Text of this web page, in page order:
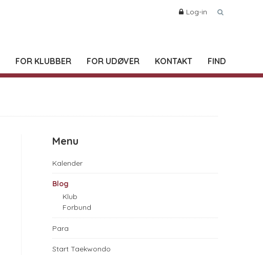
Log-in
FOR KLUBBER FOR UDØVER KONTAKT FIND
Menu
Kalender
Blog
Klub
Forbund
Para
Start Taekwondo